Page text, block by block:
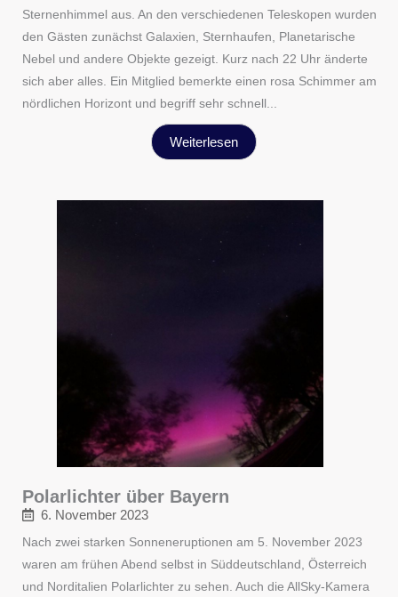
Sternenhimmel aus. An den verschiedenen Teleskopen wurden
den Gästen zunächst Galaxien, Sternhaufen, Planetarische
Nebel und andere Objekte gezeigt. Kurz nach 22 Uhr änderte
sich aber alles. Ein Mitglied bemerkte einen rosa Schimmer am
nördlichen Horizont und begriff sehr schnell...
Weiterlesen
Polarlichter über Bayern
6. November 2023
Nach zwei starken Sonneneruptionen am 5. November 2023
waren am frühen Abend selbst in Süddeutschland, Österreich
und Norditalien Polarlichter zu sehen. Auch die AllSky-Kamera